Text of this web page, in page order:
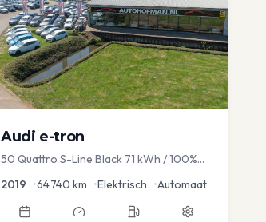
Audi e-tron
50 Quattro S-Line Black 71 kWh / 100%
2019 •64.740 km •Elektrisch •Automaat